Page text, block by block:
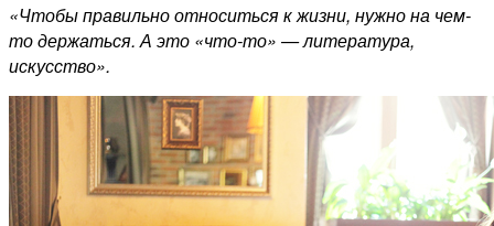
«Чтобы правильно относиться к жизни, нужно на чем-
то держаться. А это «что-то» — литература,
искусство».